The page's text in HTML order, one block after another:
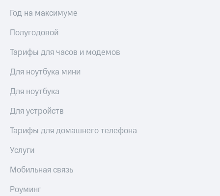
Год на максимуме
Полугодовой
Тарифы для часов и модемов
Для ноутбука мини
Для ноутбука
Для устройств
Тарифы для домашнего телефона
Услуги
Мобильная связь
Роуминг